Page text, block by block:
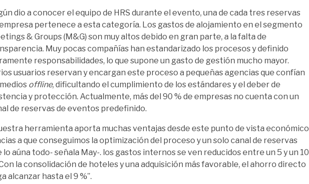
dio a conocer el equipo de HRS durante el evento, una de cada tres reservas
pertenece a esta categoría. Los gastos de alojamiento en el segmento
& Groups (M&G) son muy altos debido en gran parte, a la falta de
Muy pocas compañías han estandarizado los procesos y definido
responsabilidades, lo que supone un gasto de gestión mucho mayor.
usuarios reservan y encargan este proceso a pequeñas agencias que confían
offline, dificultando el cumplimiento de los estándares y el deber de
y protección. Actualmente, más del 90 % de empresas no cuenta con un
de reservas de eventos predefinido.
herramienta aporta muchas ventajas desde este punto de vista económico
a que conseguimos la optimización del proceso y un solo canal de reservas
lo aúna todo- señala May-. los gastos internos se ven reducidos entre un 5 y un 10
la consolidación de hoteles y una adquisición más favorable, el ahorro directo
alcanzar hasta el 9 %”.